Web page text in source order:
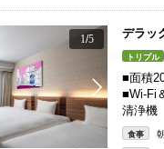
1/5 デラッ
トリプル
■面積
■Wi-Fi
清浄機
食事